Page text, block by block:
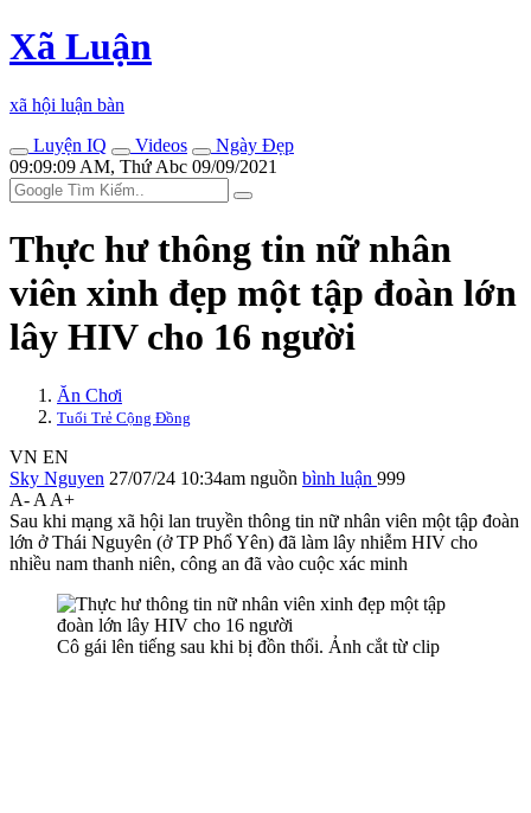
Xã Luận
xã hội luận bàn
Luyện IQ
Videos
Ngày Đẹp
09:09:09 AM, Thứ Abc 09/09/2021
Thực hư thông tin nữ nhân
viên xinh đẹp một tập đoàn lớn
lây HIV cho 16 người
Ăn Chơi
Tuổi Trẻ Cộng Đồng
VN EN
Sky Nguyen 27/07/24 10:34am nguồn bình luận 999
A- A A+
Sau khi mạng xã hội lan truyền thông tin nữ nhân viên một tập đoàn
lớn ở Thái Nguyên (ở TP Phổ Yên) đã làm lây nhiễm HIV cho
nhiều nam thanh niên, công an đã vào cuộc xác minh
Cô gái lên tiếng sau khi bị đồn thổi. Ảnh cắt từ clip